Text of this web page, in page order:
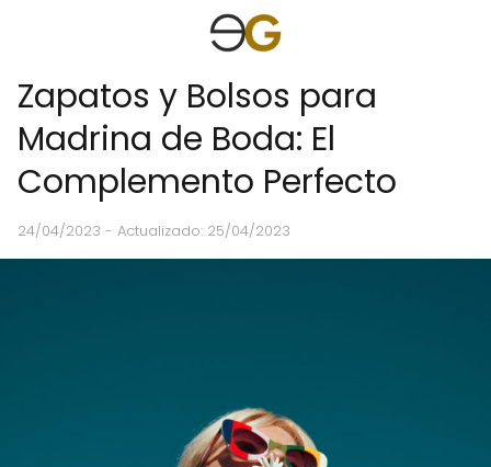
Zapatos y Bolsos para
Madrina de Boda: El
Complemento Perfecto
24/04/2023 - Actualizado: 25/04/2023